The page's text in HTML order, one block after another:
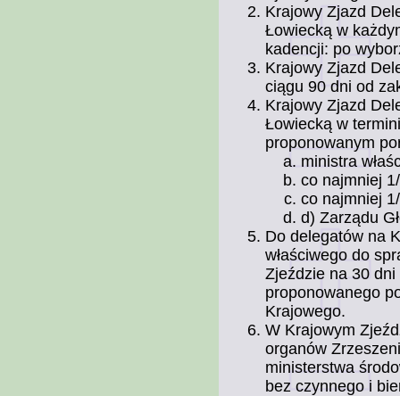
Krajowy Zjazd
Łowiecką w
kadencji: po
Krajowy Zjazd
ciągu 90 dni od
Krajowy Zjazd
Łowiecką w
proponowanym
ministra
co najmniej
co najmniej
d) Zarządu
Do delegatów na
właściwego do
Zjeździe na 30
proponowanego
Krajowego.
W Krajowym
organów
ministerstwa
bez czynnego i